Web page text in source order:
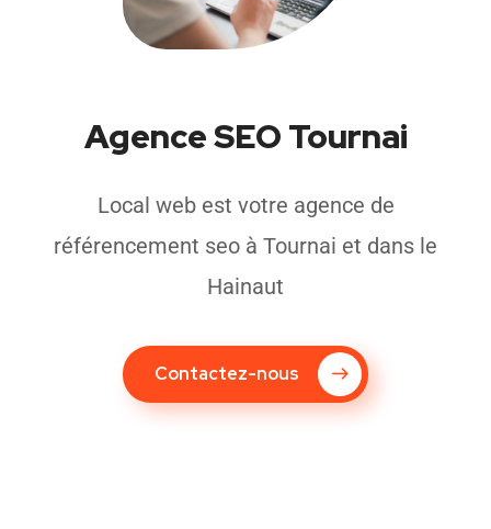
Agence SEO Tournai
Local web est votre agence de
référencement seo à Tournai et dans le
Hainaut
Contactez-nous